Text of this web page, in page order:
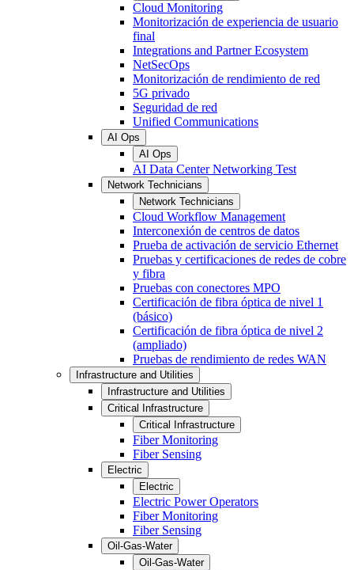
Cloud Monitoring
Monitorización de experiencia de usuario
final
Integrations and Partner Ecosystem
NetSecOps
Monitorización de rendimiento de red
5G privado
Seguridad de red
Unified Communications
AI Ops
AI Ops
AI Data Center Networking Test
Network Technicians
Network Technicians
Cloud Workflow Management
Interconexión de centros de datos
Prueba de activación de servicio Ethernet
Pruebas y certificaciones de redes de cobre
y fibra
Pruebas con conectores MPO
Certificación de fibra óptica de nivel 1
(básico)
Certificación de fibra óptica de nivel 2
(ampliado)
Pruebas de rendimiento de redes WAN
Infrastructure and Utilities
Infrastructure and Utilities
Critical Infrastructure
Critical Infrastructure
Fiber Monitoring
Fiber Sensing
Electric
Electric
Electric Power Operators
Fiber Monitoring
Fiber Sensing
Oil-Gas-Water
Oil-Gas-Water